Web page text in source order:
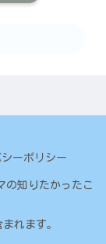
ーポリシー
の知りたかったこ
れます。